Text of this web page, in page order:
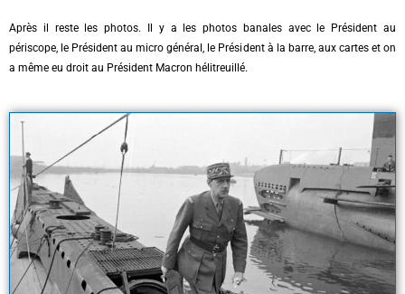
Après il reste les photos. Il y a les photos banales avec le Président au
périscope, le Président au micro général, le Président à la barre, aux cartes et on
a même eu droit au Président Macron hélitreuillé.